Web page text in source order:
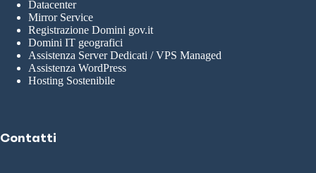
Datacenter
Mirror Service
Registrazione Domini gov.it
Domini IT geografici
Assistenza Server Dedicati / VPS Managed
Assistenza WordPress
Hosting Sostenibile
Contatti